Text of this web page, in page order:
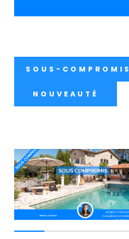
SOUS-COMPROMIS
NOUVEAUTÉ